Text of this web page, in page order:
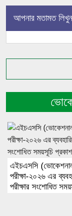
আপনার মতামত
এইচএসসি
পরীক্ষা-২০২৬ এর
পরীক্ষার সংশোধিত